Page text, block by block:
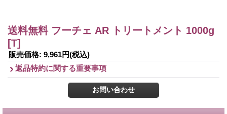
送料無料 フーチェ AR トリートメント 1000g
[T]
販売価格: 9,961円(税込)
返品特約に関する重要事項